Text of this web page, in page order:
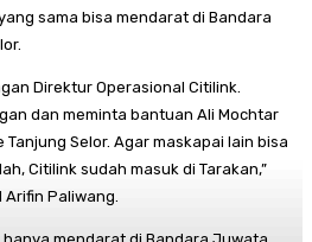
sama bisa mendarat di Bandara
Direktur Operasional Citilink.
dan meminta bantuan Ali Mochtar
Selor. Agar maskapai lain bisa
Citilink sudah masuk di Tarakan,”
Paliwang.